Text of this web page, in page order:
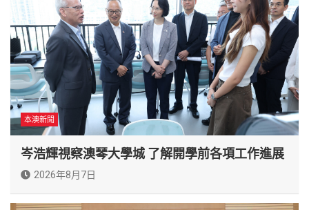
本澳新聞
岑浩輝視察澳琴大學城 了解開學前各項工作進展
2026年8月7日